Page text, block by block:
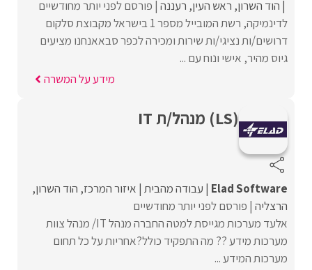
הוד השרון ראש העין רעננה פורסם לפני יותר מחודשיים
לדינמיקה, רשת המובייל מספר 1 בישראל מקבוצת סלקום
דרושים/ות נציגי/ות שירות ומכירה לכפר סבאאנחנו מציעים
גיוס מהיר, אישי ונוח עם ...
מידע על המשרה
(LS) מנהל/ת IT
Elad Software עבודה מהבית איזור המרכז הוד השרון
הרצליה פורסם לפני יותר מחודשיים
אלעד מערכות מגייסת למטה החברה מנהל IT/ מנהל צוות
מערכות מידע ?? מה התפקיד כולל?אחריות על כל תחום
מערכות המידע ...